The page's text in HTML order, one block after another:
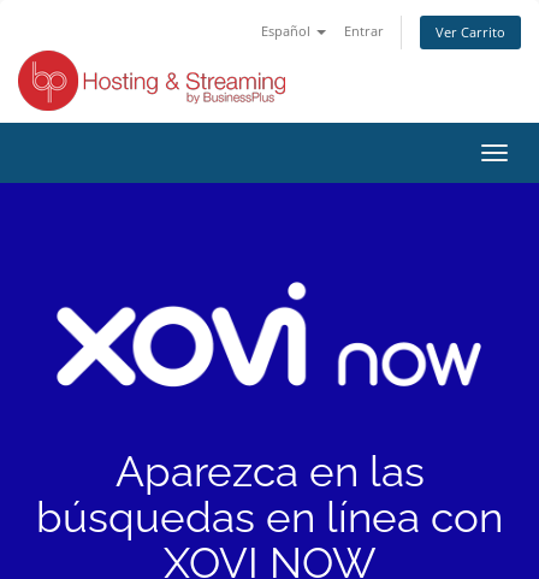
Español Entrar Ver Carrito
Aparezca en las
búsquedas en línea con
XOVI NOW